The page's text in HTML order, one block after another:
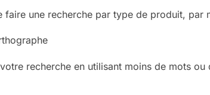
faire une recherche par type de produit,
recherche en utilisant moins de mots ou